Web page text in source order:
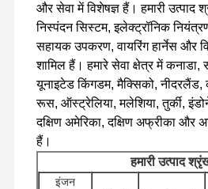
घर उत्पादों
फ़ैक्टरी टूर गुणवत्ता नियंत्रण हमसे
और सेवा में विशेषज्ञ हैं। हमारी
निस्पंदन सिस्टम, इलेक्ट्रॉनिक
सहायक उपकरण, वायरिंग हार्नेस और
शामिल हैं। हमारे सेवा क्षेत्र में कनाडा,
यूनाइटेड किंगडम, मैक्सिको, नीदरलैंड,
रूस, ऑस्ट्रेलिया, मलेशिया, तुर्की,
दक्षिण अमेरिका, दक्षिण अफ्रीका और
हैं।
हमारी उत्पाद
इंजन